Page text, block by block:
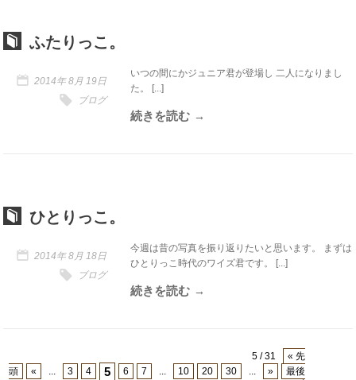
ふたりっこ。
2014年 8月 19日
ブログ
いつの間にかジュニア君が登場し 二人になりまし
た。 [...]
続きを読む
ひとりっこ。
2014年 8月 18日
ブログ
今週は昔の写真を振り返りたいと思います。 まずは
ひとりっこ時代のワイズ君です。 [...]
続きを読む
5 / 31
« 先
頭
« ... 3 4 5 6 7 ... 10 20 30 ... »
最後